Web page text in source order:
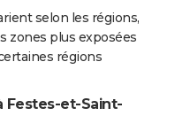
selon les régions,
zones plus exposées
régions
Festes-et-Saint-